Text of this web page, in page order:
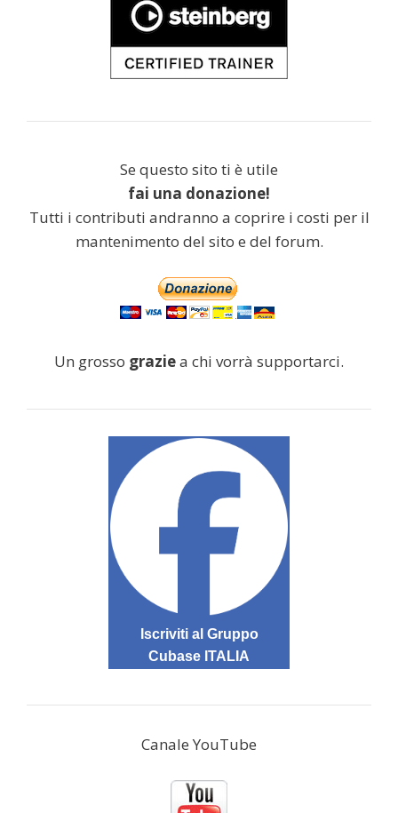
Se questo sito ti è utile
fai una donazione!
Tutti i contributi andranno a coprire i costi per il
mantenimento del sito e del forum.
Un grosso graziea chi vorrà supportarci.
Iscriviti al Gruppo
Cubase ITALIA
Canale YouTube